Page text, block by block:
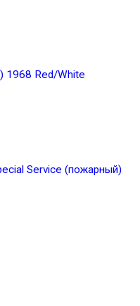
1968 Red/White
Service (пожарный)